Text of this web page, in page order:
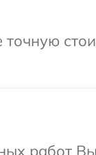
работ